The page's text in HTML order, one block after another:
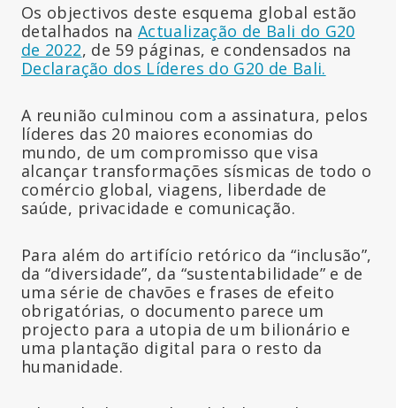
Os objectivos deste esquema global estão
detalhados naActualização de Bali do G20
de 2022, de 59 páginas, e condensados na
Declaração dos Líderes do G20 de Bali.
A reunião culminou com a assinatura, pelos
líderes das 20 maiores economias do
mundo, de um compromisso que visa
alcançar transformações sísmicas de todo o
comércio global, viagens, liberdade de
saúde, privacidade e comunicação.
Para além do artifício retórico da “inclusão”,
da “diversidade”, da “sustentabilidade” e de
uma série de chavões e frases de efeito
obrigatórias, o documento parece um
projecto para a utopia de um bilionário e
uma plantação digital para o resto da
humanidade.